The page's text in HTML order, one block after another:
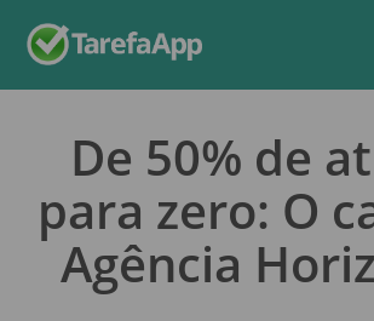
De 50% de
para zero: O
Agência